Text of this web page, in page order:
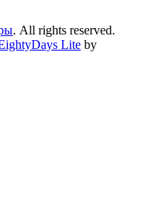
. All rights reserved.
Lite by